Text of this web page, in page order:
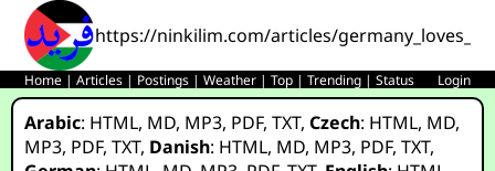
https://ninkilim.com/articles/
Home |Articles | Postings |Weather |Top |Trending |Status Login
Arabic: HTML, MD, MP3, PDF,TXT,Czech: HTML, MD,
MP3, PDF,TXT, Danish: HTML, MD, MP3, PDF,TXT,